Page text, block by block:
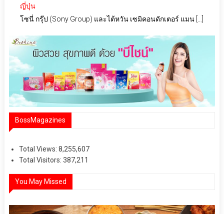
ญี่ปุ่น
โซนี่ กรุ๊ป (Sony Group) และไต้หวัน เซมิคอนดักเตอร์ แมน […]
BossMagazines
Total Views: 8,255,607
Total Visitors: 387,211
You May Missed